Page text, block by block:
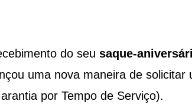
do seu saque-
uma nova maneira de solicitar
por Tempo de Serviço).